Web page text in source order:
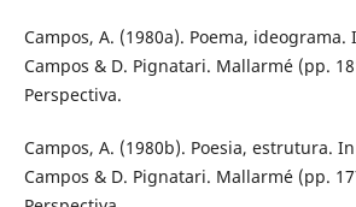
Campos, A. (1980a). Poema, ideograma.
Campos & D. Pignatari. Mallarmé (pp.
Perspectiva.
Campos, A. (1980b). Poesia, estrutura.
Campos & D. Pignatari. Mallarmé (pp.